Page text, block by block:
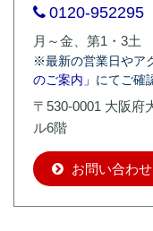
0120-952295
月～金、第1・3土
※最新の営業日やア
のご案内」 にてご確
〒530-0001 大阪
ル6階
お問い合わ